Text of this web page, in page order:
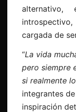
cargada de
“La vida
pero siempre
si realmente
integrantes
inspiración